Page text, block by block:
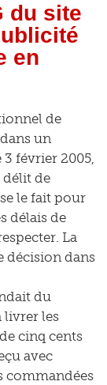
du site
en
de
un
février 2005,
de
le fait pour
délais de
La
décision dans
du
livrer les
cinq cents
avec
commandées